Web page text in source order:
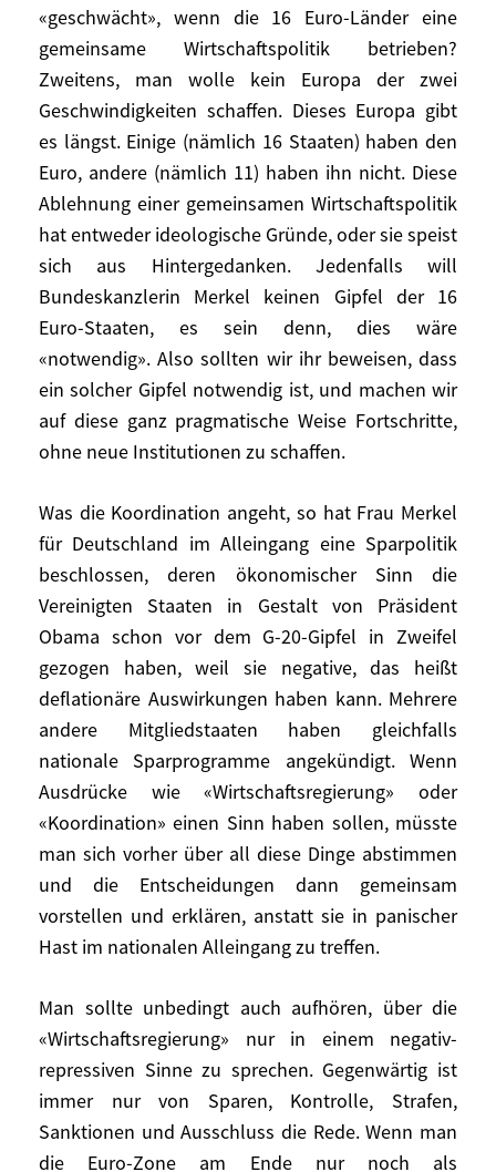
«geschwächt», wenn die 16 Euro-Länder eine
gemeinsame Wirtschaftspolitik betrieben?
Zweitens, man wolle kein Europa der zwei
Geschwindigkeiten schaffen. Dieses Europa gibt
es längst. Einige (nämlich 16 Staaten) haben den
Euro, andere (nämlich 11) haben ihn nicht. Diese
Ablehnung einer gemeinsamen Wirtschaftspolitik
hat entweder ideologische Gründe, oder sie speist
sich aus Hintergedanken. Jedenfalls will
Bundeskanzlerin Merkel keinen Gipfel der 16
Euro-Staaten, es sein denn, dies wäre
«notwendig». Also sollten wir ihr beweisen, dass
ein solcher Gipfel notwendig ist, und machen wir
auf diese ganz pragmatische Weise Fortschritte,
ohne neue Institutionen zu schaffen.
Was die Koordination angeht, so hat Frau Merkel
für Deutschland im Alleingang eine Sparpolitik
beschlossen, deren ökonomischer Sinn die
Vereinigten Staaten in Gestalt von Präsident
Obama schon vor dem G-20-Gipfel in Zweifel
gezogen haben, weil sie negative, das heißt
deflationäre Auswirkungen haben kann. Mehrere
andere Mitgliedstaaten haben gleichfalls
nationale Sparprogramme angekündigt. Wenn
Ausdrücke wie «Wirtschaftsregierung» oder
«Koordination» einen Sinn haben sollen, müsste
man sich vorher über all diese Dinge abstimmen
und die Entscheidungen dann gemeinsam
vorstellen und erklären, anstatt sie in panischer
Hast im nationalen Alleingang zu treffen.
Man sollte unbedingt auch aufhören, über die
«Wirtschaftsregierung» nur in einem negativ-
repressiven Sinne zu sprechen. Gegenwärtig ist
immer nur von Sparen, Kontrolle, Strafen,
Sanktionen und Ausschluss die Rede. Wenn man
die Euro-Zone am Ende nur noch als
Dagegen bereiten die Überlegungen
Deutschlands über eine
«Wirtschaftsregierung», die fehlende
Koordination der Entscheidungen und die
deutsche Sparpolitik durchaus Probleme.
Während Frau Merkel die Möglichkeit einer
Wirtschaftsregierung für alle 27
Mitgliedstaaten am Ende zugestanden hat,
lehnt sie dies für die 16 Staaten der Euro-
Zone immer noch ab, und zwar mit zwei
wenig überzeugenden Argumenten.
Erstens, man wolle die Zentralbank nicht
schwächen. Aber warum wäre die
Zentralbank «geschwächt», wenn die 16
Euro-Länder eine gemeinsame
man wolle kein Europa der zwei
Geschwindigkeiten schaffen. Dieses Europa
gibt es längst. Einige (nämlich 16 Staaten)
haben den Euro, andere (nämlich 11)
haben ihn nicht. Diese Ablehnung einer
gemeinsamen Wirtschaftspolitik hat
entweder ideologische Gründe, oder sie
speist sich aus Hintergedanken. Jedenfalls
will Bundeskanzlerin Merkel keinen Gipfel
der 16 Euro-Staaten, es sein denn, dies
wäre «notwendig». Also sollten wir ihr
beweisen, dass ein solcher Gipfel
notwendig ist, und machen wir auf diese
ganz pragmatische Weise Fortschritte,
ohne neue Institutionen zu schaffen.
Merkel für Deutschland im Alleingang eine
Sparpolitik beschlossen, deren
ökonomischer Sinn die Vereinigten Staaten
in Gestalt von Präsident Obama schon vor
dem G-20-Gipfel in Zweifel gezogen haben,
weil sie negative, das heißt deflationäre